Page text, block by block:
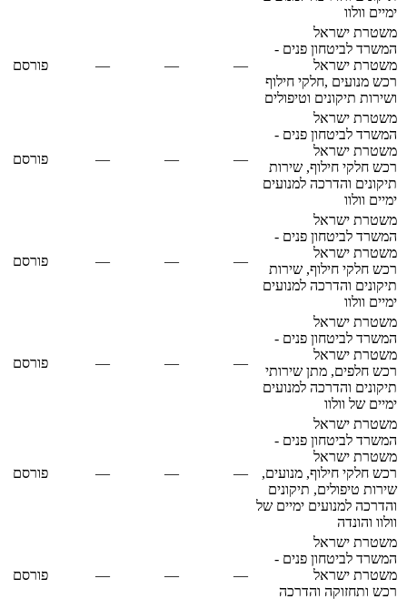
ימיים וולוו
משטרת ישראל
המשרד לביטחון פנים -
משטרת ישראל
רכש מנועים ,חלקי חילוף
ושירות תיקונים וטיפולים
—
—
— פורסם
משטרת ישראל
המשרד לביטחון פנים -
משטרת ישראל
רכש חלקי חילוף, שירות
תיקונים והדרכה למנועים
ימיים וולוו
—
—
— פורסם
משטרת ישראל
המשרד לביטחון פנים -
משטרת ישראל
רכש חלקי חילוף, שירות
תיקונים והדרכה למנועים
ימיים וולוו
—
—
— פורסם
משטרת ישראל
המשרד לביטחון פנים -
משטרת ישראל
רכש חלפים, מתן שירותי
תיקונים והדרכה למנועים
ימיים של וולוו
—
—
— פורסם
משטרת ישראל
המשרד לביטחון פנים -
משטרת ישראל
רכש חלקי חילוף, מנועים,
שירות טיפולים, תיקונים
והדרכה למנועים ימיים של
וולוו והונדה
—
—
— פורסם
משטרת ישראל
המשרד לביטחון פנים -
משטרת ישראל
רכש ותחזוקה והדרכה
—
—
— פורסם